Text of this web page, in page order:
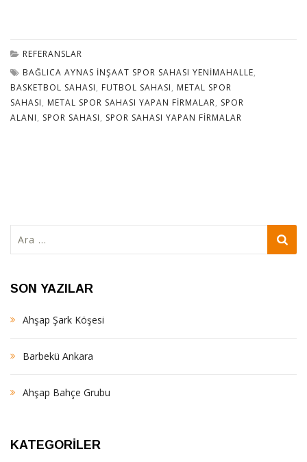
REFERANSLAR
BAĞLICA AYNAS İNŞAAT SPOR SAHASI YENIMAHALLE,
BASKETBOL SAHASI, FUTBOL SAHASI, METAL SPOR
SAHASI, METAL SPOR SAHASI YAPAN FIRMALAR, SPOR
ALANI, SPOR SAHASI, SPOR SAHASI YAPAN FIRMALAR
SON YAZILAR
Ahşap Şark Köşesi
Barbekü Ankara
Ahşap Bahçe Grubu
KATEGORILER